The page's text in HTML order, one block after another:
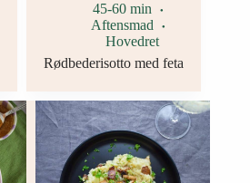
45-60 min
Aftensmad
Hovedret
Rødbederisotto med feta